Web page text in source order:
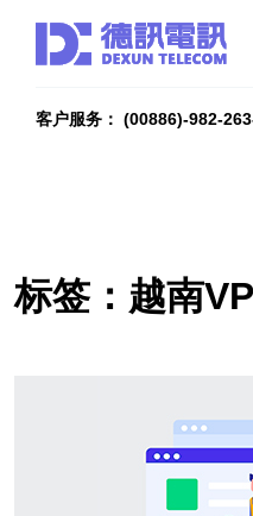
客户服务： (00886)-982-
标签：越南